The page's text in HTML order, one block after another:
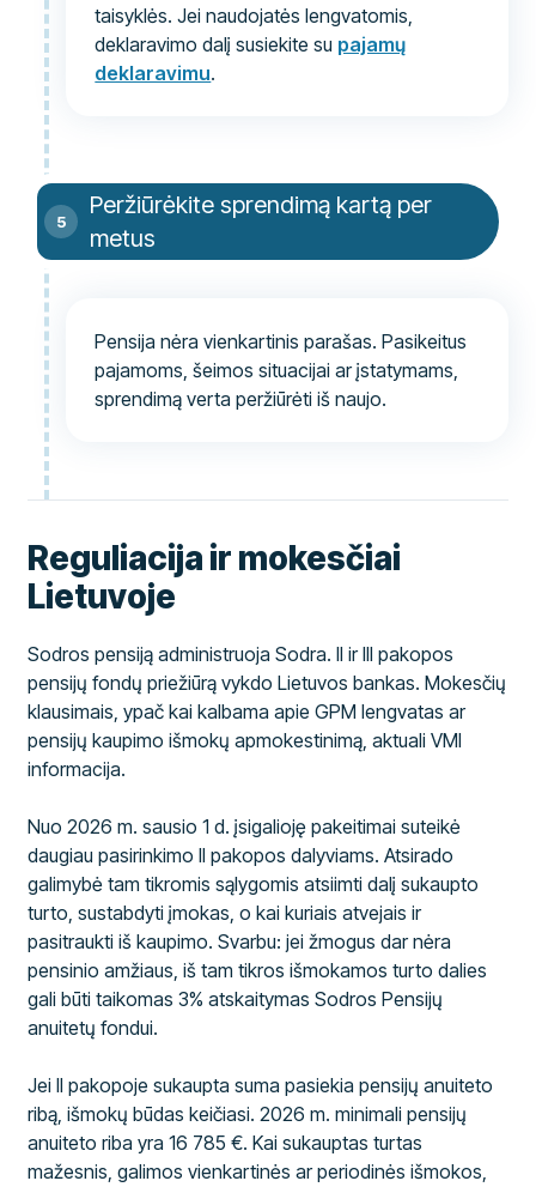
taisyklės. Jei naudojatės lengvatomis,
deklaravimo dalį susiekite su pajamų
deklaravimu.
Peržiūrėkite sprendimą kartą per
metus
Pensija nėra vienkartinis parašas. Pasikeitus
pajamoms, šeimos situacijai ar įstatymams,
sprendimą verta peržiūrėti iš naujo.
Reguliacija ir mokesčiai
Lietuvoje
Sodros pensiją administruoja Sodra. II ir III pakopos
pensijų fondų priežiūrą vykdo Lietuvos bankas. Mokesčių
klausimais, ypač kai kalbama apie GPM lengvatas ar
pensijų kaupimo išmokų apmokestinimą, aktuali VMI
informacija.
Nuo 2026 m. sausio 1 d. įsigalioję pakeitimai suteikė
daugiau pasirinkimo II pakopos dalyviams. Atsirado
galimybė tam tikromis sąlygomis atsiimti dalį sukaupto
turto, sustabdyti įmokas, o kai kuriais atvejais ir
pasitraukti iš kaupimo. Svarbu: jei žmogus dar nėra
pensinio amžiaus, iš tam tikros išmokamos turto dalies
gali būti taikomas 3% atskaitymas Sodros Pensijų
anuitetų fondui.
Jei II pakopoje sukaupta suma pasiekia pensijų anuiteto
ribą, išmokų būdas keičiasi. 2026 m. minimali pensijų
anuiteto riba yra 16 785 €. Kai sukauptas turtas
mažesnis, galimos vienkartinės ar periodinės išmokos,